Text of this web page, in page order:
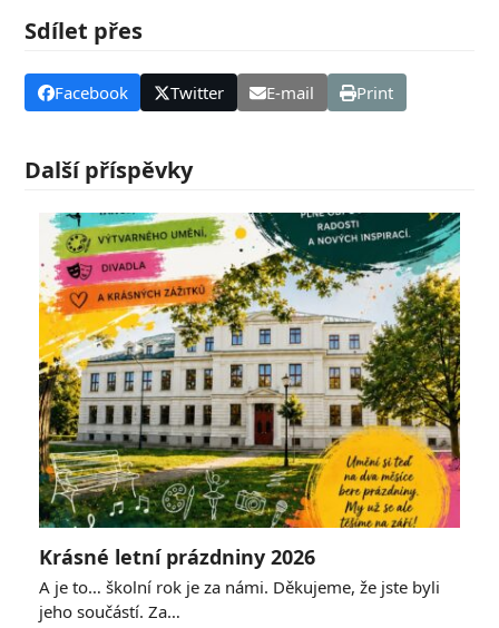
Sdílet přes
Facebook Twitter E-mail Print
Další příspěvky
Krásné letní prázdniny 2026
A je to… školní rok je za námi. Děkujeme, že jste byli
jeho součástí. Za…